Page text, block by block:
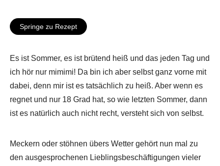
Springe zu Rezept
Es ist Sommer, es ist brütend heiß und das jeden Tag und
ich hör nur mimimi! Da bin ich aber selbst ganz vorne mit
dabei, denn mir ist es tatsächlich zu heiß. Aber wenn es
regnet und nur 18 Grad hat, so wie letzten Sommer, dann
ist es natürlich auch nicht recht, versteht sich von selbst.
Meckern oder stöhnen übers Wetter gehört nun mal zu
den ausgesprochenen Lieblingsbeschäftigungen vieler